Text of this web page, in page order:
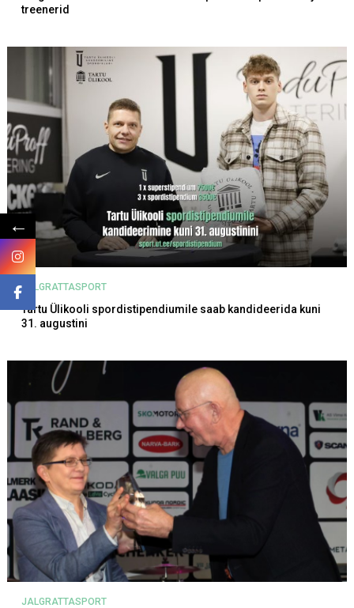
treenerid
JALGRATTASPORT
Tartu Ülikooli spordistipendiumile saab kandideerida kuni
31. augustini
JALGRATTASPORT
←